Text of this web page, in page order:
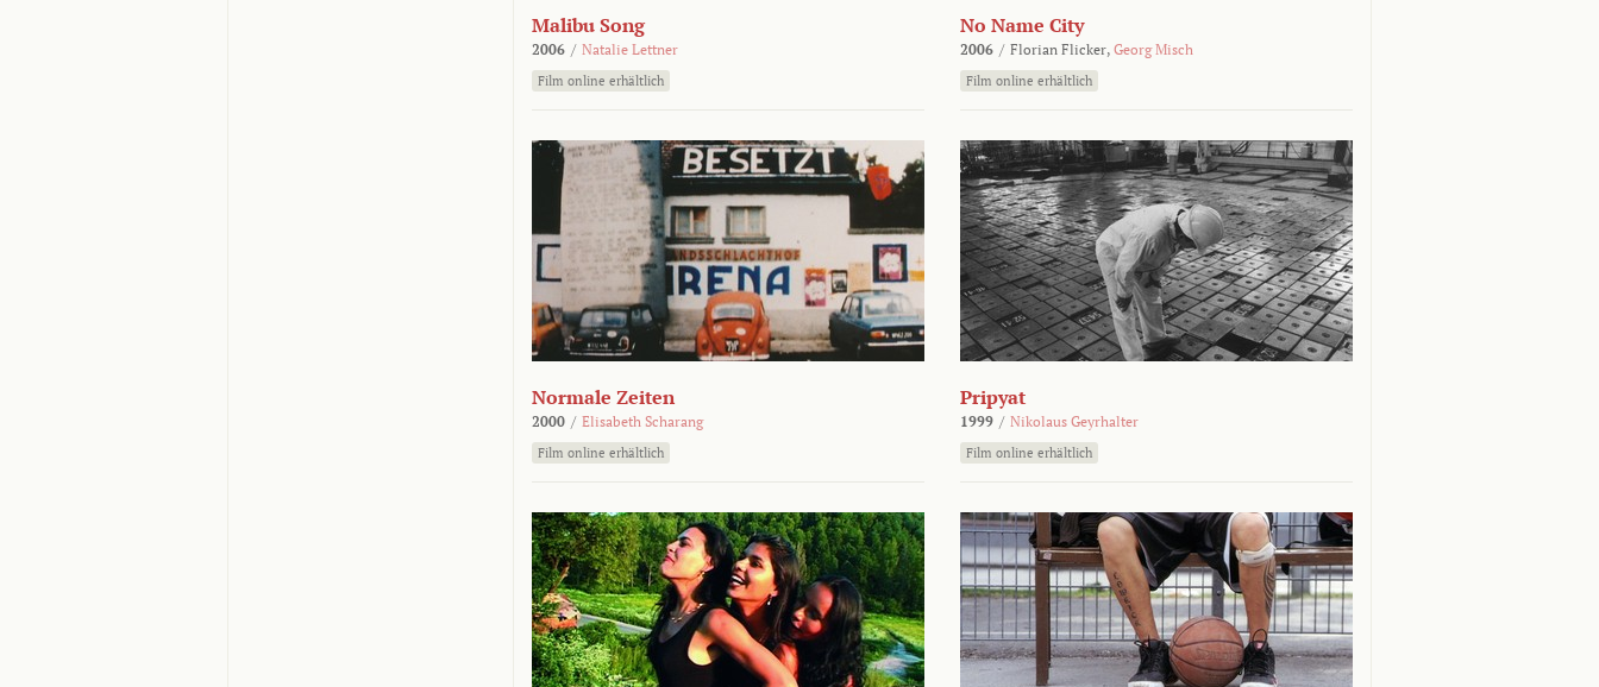
Malibu Song
2006 / Natalie Lettner
Film online erhältlich
No Name City
2006 / Florian Flicker, Georg Misch
Film online erhältlich
Normale Zeiten
2000 / Elisabeth Scharang
Film online erhältlich
Pripyat
1999 / Nikolaus Geyrhalter
Film online erhältlich